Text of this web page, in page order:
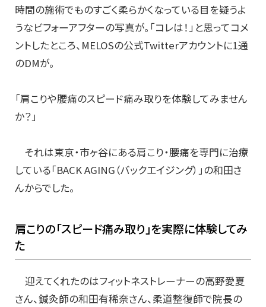
時間の施術でものすごく柔らかくなっている目を疑うよ
うなビフォーアフターの写真が。「コレは！」と思ってコメ
ントしたところ、MELOSの公式Twitterアカウントに1通
のDMが。
「肩こりや腰痛のスピード痛み取りを体験してみません
か？」
それは東京・市ヶ谷にある肩こり・腰痛を専門に治療
している「BACK AGING（バックエイジング）」の和田さ
んからでした。
肩こりの「スピード痛み取り」を実際に体験してみ
た
迎えてくれたのはフィットネストレーナーの高野愛夏
さん、鍼灸師の和田有稀奈さん、柔道整復師で院長の